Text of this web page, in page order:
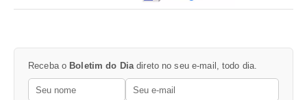
Receba o Boletim do Dia direto no seu e-mail, todo dia.